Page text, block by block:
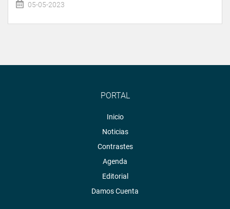
05-05-2023
PORTAL
Inicio
Noticias
Contrastes
Agenda
Editorial
Damos Cuenta